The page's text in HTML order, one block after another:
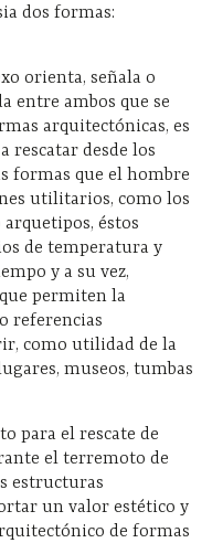
dos formas:
orienta, señala o
entre ambos que se
arquitectónicas, es
rescatar desde los
formas que el hombre
utilitarios, como los
éstos
de temperatura y
y a su vez,
permiten la
referencias
como utilidad de la
museos, tumbas
para el rescate de
el terremoto de
estructuras
un valor estético y
de formas